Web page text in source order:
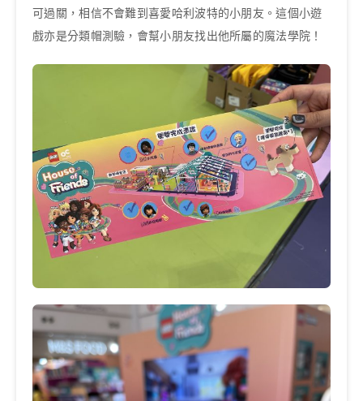
可過關，相信不會難到喜愛哈利波特的小朋友。這個小遊
戲亦是分類帽測驗，會幫小朋友找出他所屬的魔法學院！